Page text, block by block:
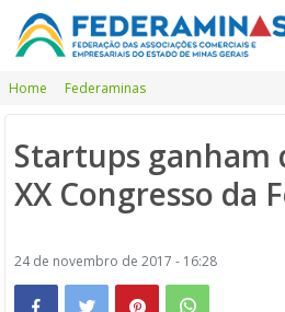
Home Federaminas
Startups ganham
XX Congresso da
24 de novembro de 2017 - 16:28